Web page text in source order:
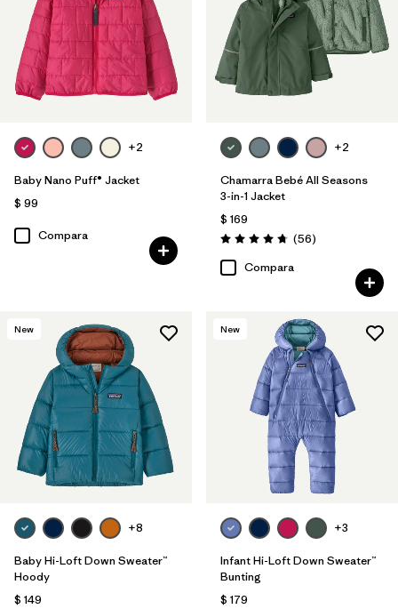
Filtrar por
Features & Processes
Filtrar por
Materials & Fabric
Filtrar por
Kids
Filtrar por
Warmth Index +2
Baby Nano Puff® Jacket
$ 99
Compara
+2
Chamarra Bebé All Seasons
3-in-1 Jacket
$ 169
Valoración: 4.8 / 5
(56Comentarios
)
Compara
New
+8
Baby Hi-Loft Down Sweater™
Hoody
$ 149
New
+3
Infant Hi-Loft Down Sweater™
Bunting
$ 179